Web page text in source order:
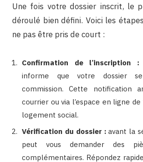
Une fois votre dossier inscrit, le
déroulé bien défini. Voici les
ne pas être pris de court :
Confirmation de l’inscription :
informe que votre dossier
commission. Cette notification
courrier ou via l’espace en ligne
logement social.
Vérification du dossier :avant la
peut vous demander des
complémentaires. Répondez